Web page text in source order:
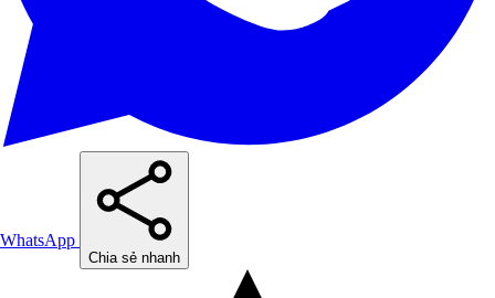
WhatsApp
Chia sẻ nhanh